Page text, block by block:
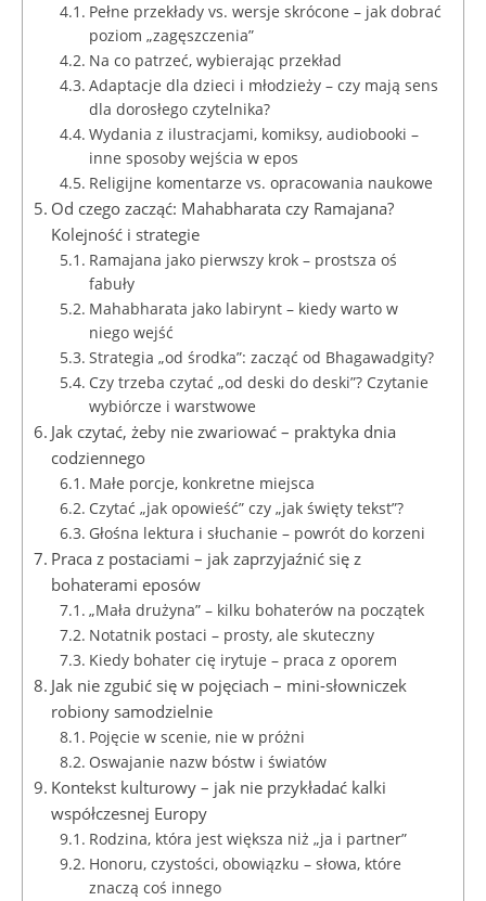
Pełne przekłady vs. wersje skrócone – jak dobrać
poziom „zagęszczenia”
Na co patrzeć, wybierając przekład
Adaptacje dla dzieci i młodzieży – czy mają sens
dla dorosłego czytelnika?
Wydania z ilustracjami, komiksy, audiobooki –
inne sposoby wejścia w epos
Religijne komentarze vs. opracowania naukowe
Od czego zacząć: Mahabharata czy Ramajana?
Kolejność i strategie
Ramajana jako pierwszy krok – prostsza oś
fabuły
Mahabharata jako labirynt – kiedy warto w
niego wejść
Strategia „od środka”: zacząć od Bhagawadgity?
Czy trzeba czytać „od deski do deski”? Czytanie
wybiórcze i warstwowe
Jak czytać, żeby nie zwariować – praktyka dnia
codziennego
Małe porcje, konkretne miejsca
Czytać „jak opowieść” czy „jak święty tekst”?
Głośna lektura i słuchanie – powrót do korzeni
Praca z postaciami – jak zaprzyjaźnić się z
bohaterami eposów
„Mała drużyna” – kilku bohaterów na początek
Notatnik postaci – prosty, ale skuteczny
Kiedy bohater cię irytuje – praca z oporem
Jak nie zgubić się w pojęciach – mini-słowniczek
robiony samodzielnie
Pojęcie w scenie, nie w próżni
Oswajanie nazw bóstw i światów
Kontekst kulturowy – jak nie przykładać kalki
współczesnej Europy
Rodzina, która jest większa niż „ja i partner”
Honoru, czystości, obowiązku – słowa, które
znaczą coś innego